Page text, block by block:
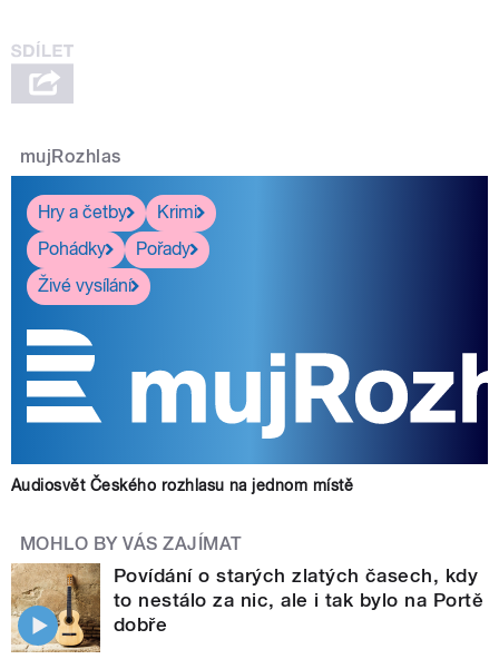
mujRozhlas
Hry a četby
Krimi
Pohádky
Pořady
Živé vysílání
Audiosvět Českého rozhlasu na jednom místě
MOHLO BY VÁS ZAJÍMAT
Povídání o starých zlatých časech, kdy
to nestálo za nic, ale i tak bylo na Portě
dobře